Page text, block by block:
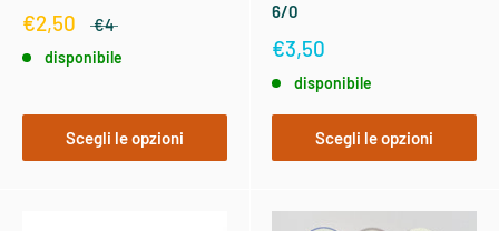
€2,50 €4
disponibile
Scegli le opzioni
6/0
€3,50
disponibile
Scegli le opzioni